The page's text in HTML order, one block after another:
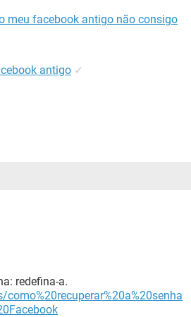
meu facebook antigo não consigo
antigo ✓
redefina-a.